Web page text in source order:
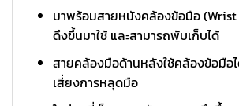
มาพร้อมสายหนังคล้องข้อมือ
ดึงขึ้นมาใช้ และสามารถพับเก็บได้
สายคล้องมือด้านหลังใช้คล้องข้อมือ
เสี่ยงการหลุดมือ